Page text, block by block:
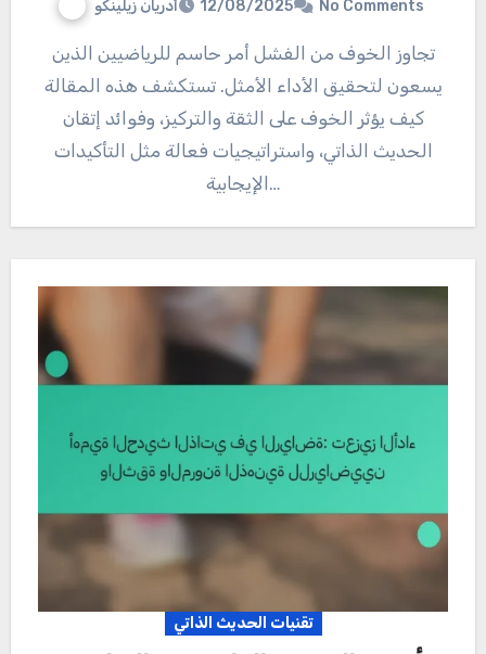
أدريان زيلينكو 12/08/2025 No Comments
تجاوز الخوف من الفشل أمر حاسم للرياضيين الذين
يسعون لتحقيق الأداء الأمثل. تستكشف هذه المقالة
كيف يؤثر الخوف على الثقة والتركيز، وفوائد إتقان
الحديث الذاتي، واستراتيجيات فعالة مثل التأكيدات
الإيجابية…
تقنيات الحديث الذاتي